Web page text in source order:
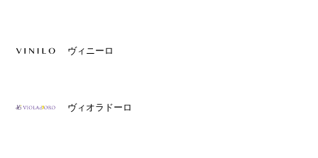
ヴィニーロ
ヴィオラドーロ